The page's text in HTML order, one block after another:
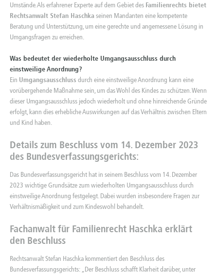
Umstände. Als erfahrener Experte auf dem Gebiet des Familienrechts bietet
Rechtsanwalt Stefan Haschka seinen Mandanten eine kompetente
Beratung und Unterstützung, um eine gerechte und angemessene Lösung in
Umgangsfragen zu erreichen.
Was bedeutet der wiederholte Umgangsausschluss durch
einstweilige Anordnung?
Ein Umgangsausschluss durch eine einstweilige Anordnung kann eine
vorübergehende Maßnahme sein, um das Wohl des Kindes zu schützen. Wenn
dieser Umgangsausschluss jedoch wiederholt und ohne hinreichende Gründe
erfolgt, kann dies erhebliche Auswirkungen auf das Verhältnis zwischen Eltern
und Kind haben.
Details zum Beschluss vom 14. Dezember 2023
des Bundesverfassungsgerichts:
Das Bundesverfassungsgericht hat in seinem Beschluss vom 14. Dezember
2023 wichtige Grundsätze zum wiederholten Umgangsausschluss durch
einstweilige Anordnung festgelegt. Dabei wurden insbesondere Fragen zur
Verhältnismäßigkeit und zum Kindeswohl behandelt.
Fachanwalt für Familienrecht Haschka erklärt
den Beschluss
Rechtsanwalt Stefan Haschka kommentiert den Beschluss des
Bundesverfassungsgerichts: „Der Beschluss schafft Klarheit darüber, unter